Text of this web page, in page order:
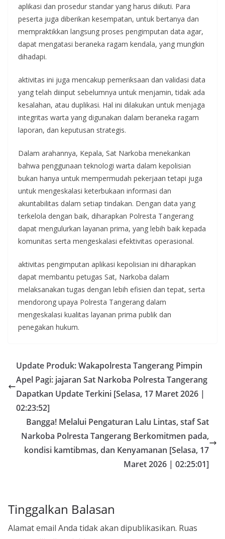
aplikasi dan prosedur standar yang harus diikuti. Para
peserta juga diberikan kesempatan, untuk bertanya dan
mempraktikkan langsung proses pengimputan data agar,
dapat mengatasi beraneka ragam kendala, yang mungkin
dihadapi.
aktivitas ini juga mencakup pemeriksaan dan validasi data
yang telah diinput sebelumnya untuk menjamin, tidak ada
kesalahan, atau duplikasi. Hal ini dilakukan untuk menjaga
integritas warta yang digunakan dalam beraneka ragam
laporan, dan keputusan strategis.
Dalam arahannya, Kepala, Sat Narkoba menekankan
bahwa penggunaan teknologi warta dalam kepolisian
bukan hanya untuk mempermudah pekerjaan tetapi juga
untuk mengeskalasi keterbukaan informasi dan
akuntabilitas dalam setiap tindakan. Dengan data yang
terkelola dengan baik, diharapkan Polresta Tangerang
dapat mengulurkan layanan prima, yang lebih baik kepada
komunitas serta mengeskalasi efektivitas operasional.
aktivitas pengimputan aplikasi kepolisian ini diharapkan
dapat membantu petugas Sat, Narkoba dalam
melaksanakan tugas dengan lebih efisien dan tepat, serta
mendorong upaya Polresta Tangerang dalam
mengeskalasi kualitas layanan prima publik dan
penegakan hukum.
Update Produk: Wakapolresta Tangerang Pimpin
Apel Pagi: jajaran Sat Narkoba Polresta Tangerang
Dapatkan Update Terkini [Selasa, 17 Maret 2026 |
02:23:52]
Bangga! Melalui Pengaturan Lalu Lintas, staf Sat
Narkoba Polresta Tangerang Berkomitmen pada,
kondisi kamtibmas, dan Kenyamanan [Selasa, 17
Maret 2026 | 02:25:01]
Tinggalkan Balasan
Alamat email Anda tidak akan dipublikasikan. Ruas